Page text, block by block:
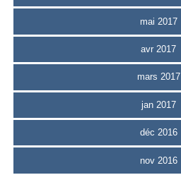
mai 2017
avr 2017
mars 2017
jan 2017
déc 2016
nov 2016